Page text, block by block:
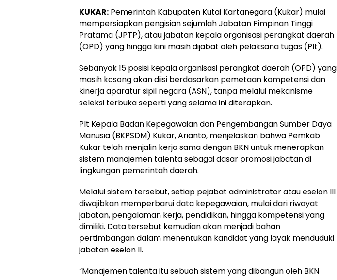
KUKAR: Pemerintah Kabupaten Kutai Kartanegara (Kukar) mulai
mempersiapkan pengisian sejumlah Jabatan Pimpinan Tinggi
Pratama (JPTP), atau jabatan kepala organisasi perangkat daerah
(OPD) yang hingga kini masih dijabat oleh pelaksana tugas (Plt).
Sebanyak 15 posisi kepala organisasi perangkat daerah (OPD) yang
masih kosong akan diisi berdasarkan pemetaan kompetensi dan
kinerja aparatur sipil negara (ASN), tanpa melalui mekanisme
seleksi terbuka seperti yang selama ini diterapkan.
Plt Kepala Badan Kepegawaian dan Pengembangan Sumber Daya
Manusia (BKPSDM) Kukar, Arianto, menjelaskan bahwa Pemkab
Kukar telah menjalin kerja sama dengan BKN untuk menerapkan
sistem manajemen talenta sebagai dasar promosi jabatan di
lingkungan pemerintah daerah.
Melalui sistem tersebut, setiap pejabat administrator atau eselon III
diwajibkan memperbarui data kepegawaian, mulai dari riwayat
jabatan, pengalaman kerja, pendidikan, hingga kompetensi yang
dimiliki. Data tersebut kemudian akan menjadi bahan
pertimbangan dalam menentukan kandidat yang layak menduduki
jabatan eselon II.
“Manajemen talenta itu sebuah sistem yang dibangun oleh BKN